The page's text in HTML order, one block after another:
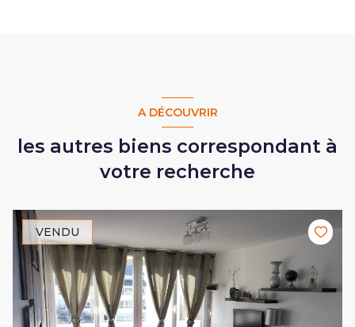
A DÉCOUVRIR
les autres biens correspondant à
votre recherche
VENDU